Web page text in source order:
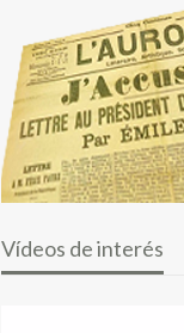
Vídeos de interés